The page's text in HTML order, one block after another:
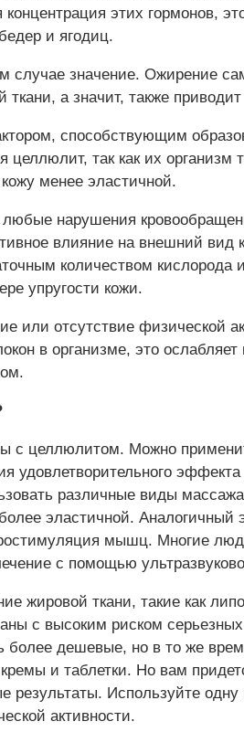
этих гормонов,
и ягодиц.
случае значение. Ожирение
а значит, также
способствующим
так как их организм
менее эластичной.
любые нарушения
влияние на внешний вид
количеством кислорода
упругости кожи.
или отсутствие физической
в организме, это
с целлюлитом. Можно
удовлетворительного
различные виды
эластичной. Аналогичный
мышц. Многие
с помощью
жировой ткани, такие как
с высоким риском
более дешевые, но в то же
и таблетки. Но вам
результаты. Используйте одну
активности.